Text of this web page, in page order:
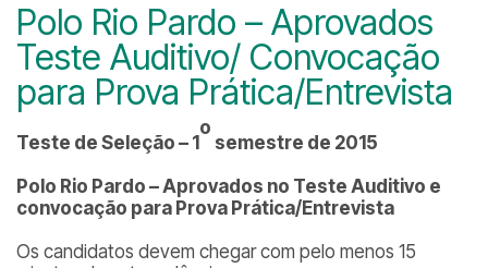
Polo Rio Pardo – Aprovados
Teste Auditivo/ Convocação
para Prova Prática/Entrevista
Teste de Seleção – 1
o
semestre de 2015
Polo Rio Pardo – Aprovados no Teste Auditivo e
convocação para Prova Prática/Entrevista
Os candidatos devem chegar com pelo menos 15